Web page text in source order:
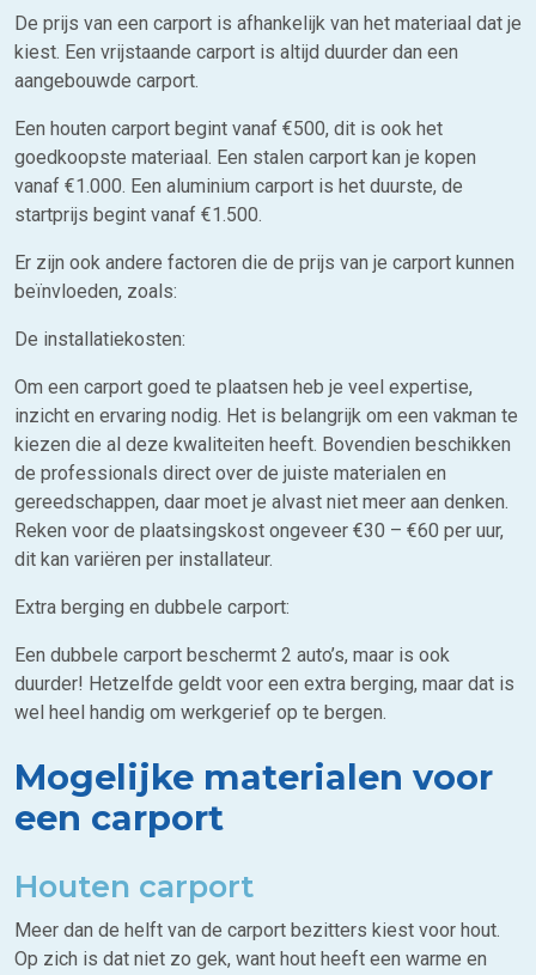
De prijs van een carport is afhankelijk van het materiaal dat je
kiest. Een vrijstaande carport is altijd duurder dan een
aangebouwde carport.
Een houten carport begint vanaf €500, dit is ook het
goedkoopste materiaal. Een stalen carport kan je kopen
vanaf €1.000. Een aluminium carport is het duurste, de
startprijs begint vanaf €1.500.
Er zijn ook andere factoren die de prijs van je carport kunnen
beïnvloeden, zoals:
De installatiekosten:
Om een carport goed te plaatsen heb je veel expertise,
inzicht en ervaring nodig. Het is belangrijk om een vakman te
kiezen die al deze kwaliteiten heeft. Bovendien beschikken
de professionals direct over de juiste materialen en
gereedschappen, daar moet je alvast niet meer aan denken.
Reken voor de plaatsingskost ongeveer €30 – €60 per uur,
dit kan variëren per installateur.
Extra berging en dubbele carport:
Een dubbele carport beschermt 2 auto’s, maar is ook
duurder! Hetzelfde geldt voor een extra berging, maar dat is
wel heel handig om werkgerief op te bergen.
Mogelijke materialen voor
een carport
Houten carport
Meer dan de helft van de carport bezitters kiest voor hout.
Op zich is dat niet zo gek, want hout heeft een warme en